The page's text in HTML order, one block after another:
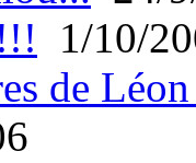
1/10/
de